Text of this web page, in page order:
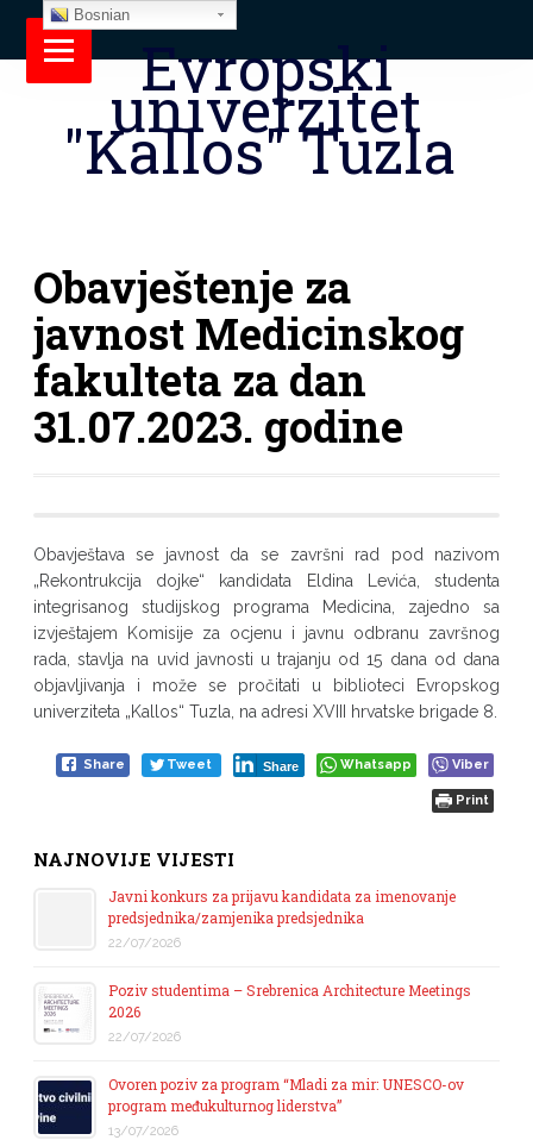
Evropski
univerzitet
"Kallos" Tuzla
Obavještenje za
javnost Medicinskog
fakulteta za dan
31.07.2023. godine
Obavještava se javnost da se završni rad pod nazivom
„Rekontrukcija dojke“ kandidata Eldina Levića, studenta
integrisanog studijskog programa Medicina, zajedno sa
izvještajem Komisije za ocjenu i javnu odbranu završnog
rada, stavlja na uvid javnosti u trajanju od 15 dana od dana
objavljivanja i može se pročitati u biblioteci Evropskog
univerziteta „Kallos“ Tuzla, na adresi XVIII hrvatske brigade 8.
Share Tweet Share Whatsapp Viber
Print
NAJNOVIJE VIJESTI
Javni konkurs za prijavu kandidata za imenovanje
predsjednika/zamjenika predsjednika
22/07/2026
Poziv studentima – Srebrenica Architecture Meetings
2026
22/07/2026
Ovoren poziv za program “Mladi za mir: UNESCO-ov
program međukulturnog liderstva”
13/07/2026
Bosnian